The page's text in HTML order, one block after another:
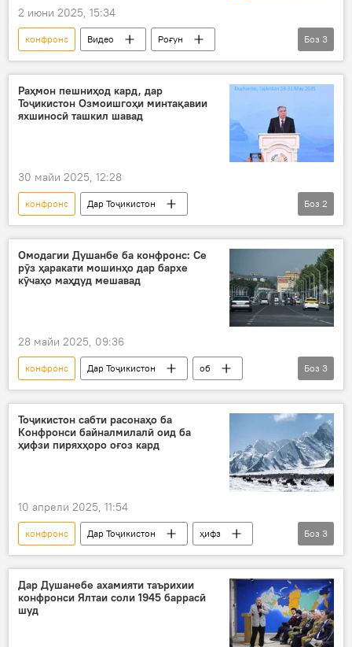
2 июни 2025, 15:34
конфронс Видео
Роғун
НБО "Роғун"
Энергетика
меҳмонон
Боз 3
Раҳмон пешниҳод кард, дар
Тоҷикистон Озмоишгоҳи минтақавии
яхшиносӣ ташкил шавад
30 майи 2025, 12:28
конфронс
Дар Тоҷикистон
Эмомалӣ Раҳмон
пирях
Боз 2
Омодагии Душанбе ба конфронс: Се
рӯз ҳаракати мошинҳо дар бархе
кӯчаҳо маҳдуд мешавад
28 майи 2025, 09:36
конфронс Дар Тоҷикистон
об
роҳбандӣ
Душанбе ВКД
Боз 3
Тоҷикистон сабти расонаҳо ба
Конфронси байналмилалӣ оид ба
ҳифзи пиряхҳоро оғоз кард
10 апрели 2025, 11:54
конфронс Дар Тоҷикистон
ҳифз
пирях
Душанбе ВУХ-и Тоҷикистон
Боз 3
Дар Душанебе ахамияти таърихии
конфронси Ялтаи соли 1945 баррасӣ
шуд